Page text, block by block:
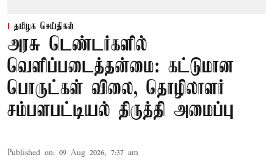
தமிழக செய்திகள்
அரசு டெண்டர்களில்
வெளிப்படைத்தன்மை: கட்டுமான
பொருட்கள் விலை, தொழிலாளர்
சம்பளபட்டியல் திருத்தி அமைப்பு
Published on: 09 Aug 2026, 7:37 am